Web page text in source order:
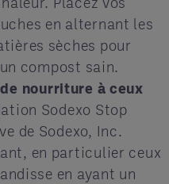
en alternant les
sèches pour
compost sain.
nourriture à ceux
Sodexo Stop
de Sodexo, Inc.
en particulier ceux
en ayant un